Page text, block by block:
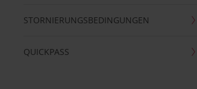
STORNIERUNGSBEDINGUNGEN
QUICKPASS